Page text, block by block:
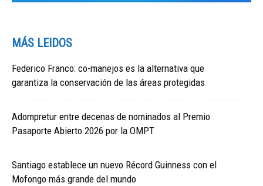
MÁS LEIDOS
Federico Franco: co-manejos es la alternativa que
garantiza la conservación de las áreas protegidas
Adompretur entre decenas de nominados al Premio
Pasaporte Abierto 2026 por la OMPT
Santiago establece un nuevo Récord Guinness con el
Mofongo más grande del mundo